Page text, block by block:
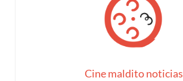
Cine maldito noticias